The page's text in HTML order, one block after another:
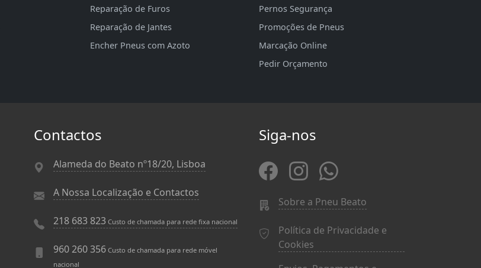
Reparação de Furos
Reparação de Jantes
Encher Pneus com Azoto
Pernos Segurança
Promoções de Pneus
Marcação Online
Pedir Orçamento
Contactos
Alameda do Beato nº18/20, Lisboa
A Nossa Localização e Contactos
218 683 823 Custo de chamada para rede fixa nacional
960 260 356 Custo de chamada para rede móvel
nacional
Siga-nos
Sobre a Pneu Beato
Política de Privacidade e
Cookies